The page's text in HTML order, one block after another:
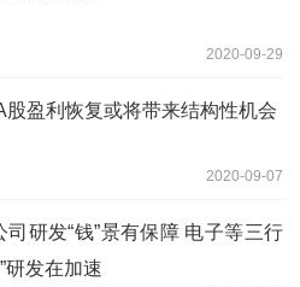
2020-09-29
股盈利恢复或将带来结构性机会
2020-09-07
司研发“钱”景有保障 电子等三行
研发在加速